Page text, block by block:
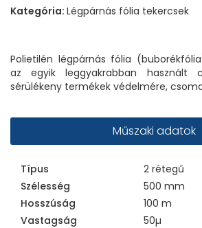
Kategória: Légpárnás fólia tekercsek
Polietilén légpárnás fólia
az egyik leggyakrabban használt
sérülékeny termékek védelmére,
Műszaki adatok
Típus
2 rétegű
Szélesség
500 mm
Hosszúság
100 m
Vastagság
50µ